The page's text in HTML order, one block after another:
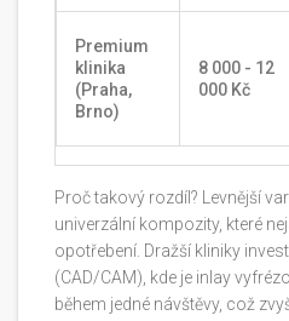
Premium
klinika
(Praha,
Brno)
8 000 - 12
000 Kč
Proč takový rozdíl? Levnější
univerzální kompozity, které
opotřebení. Dražší kliniky
(CAD/CAM), kde je inlay
během jedné návštěvy, což